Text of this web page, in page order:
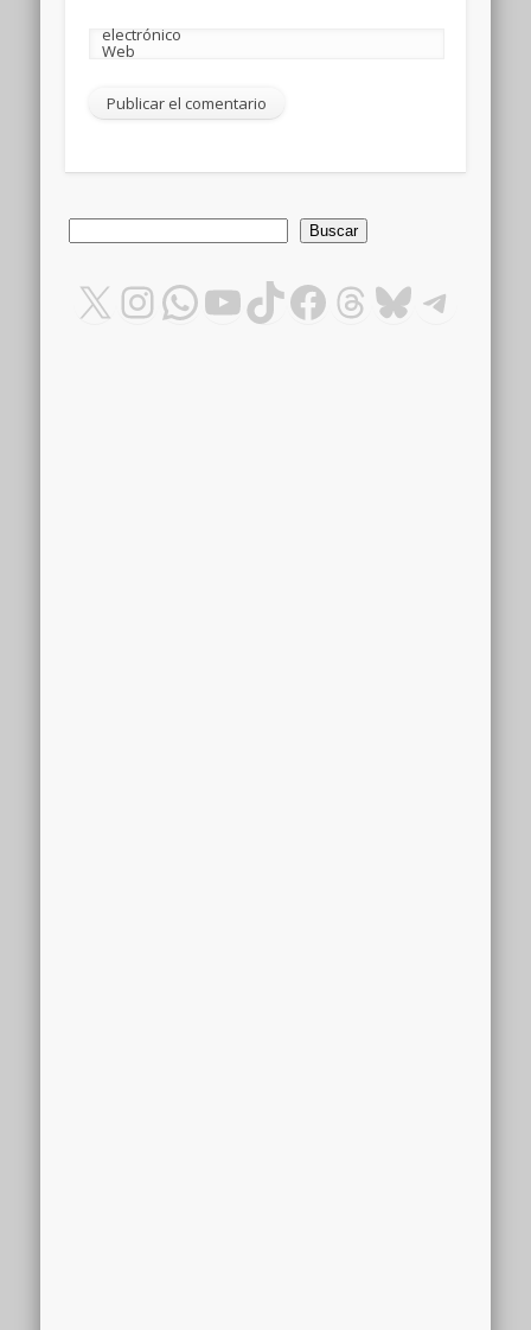
electrónico
Web
Buscar
X Instagram
WhatsApp
YouTube
TikTok
Facebook
Threads
Bluesky